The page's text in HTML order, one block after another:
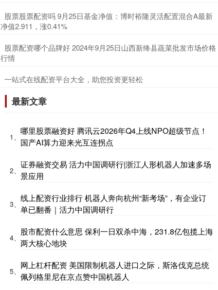
​股票股票配资吗 9月25日基金净值：博时裕隆灵活配置混合A最新
净值2.911，涨0.41%
​股票配资哪个品牌好 2024年9月25日山西新绛县蔬菜批发市场价格
行情
​一站式在线配资平台大全，助您投资更轻松
最新文章
1、
哪里股票融资好 腾讯云2026年Q4上线NPO超级节点！
国产AI算力迎来光互连拐点
2、
证券融资交易 活力中国调研行|浙江人形机器人加速多场
景应用
3、
线上配资行业排行 机器人奔向杭州“新考场”，有企业订
单已翻番｜活力中国调研行
4、
股市配资什么意思 保利一日双杀中海，231.8亿包揽上海
两大核心地块
5、
网上杠杆配资 美国限制机器人进口之际，斯洛伐克总统
佩列格里尼在京点赞中国机器人